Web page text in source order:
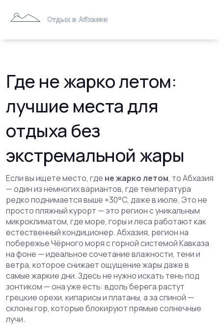
Где не жарко летом:
лучшие места для
отдыха без
экстремальной жары
Если вы ищете место, где не жарко летом, то Абхазия
— один из немногих вариантов, где температура
редко поднимается выше +30°C, даже в июле. Это не
просто пляжный курорт — это регион с уникальным
микроклиматом, где море, горы и леса работают как
естественный кондиционер.Абхазия, регион на
побережье Чёрного моря с горной системой Кавказа
на фоне — идеальное сочетание влажности, тени и
ветра, которое снижает ощущение жары даже в
самые жаркие дни. Здесь не нужно искать тень под
зонтиком — она уже есть: вдоль берега растут
грецкие орехи, кипарисы и платаны, а за спиной —
склоны гор, которые блокируют прямые солнечные
лучи.